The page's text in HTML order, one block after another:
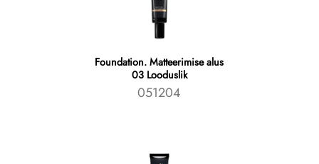
Foundation. Matteerimise alus
03 Looduslik
051204